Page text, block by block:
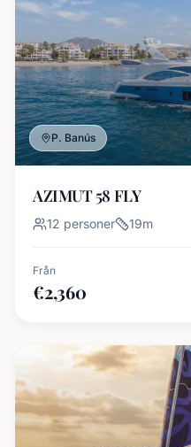
P. Banús
AZIMUT 58 FLY
12 personer 19m
Från
€2,360